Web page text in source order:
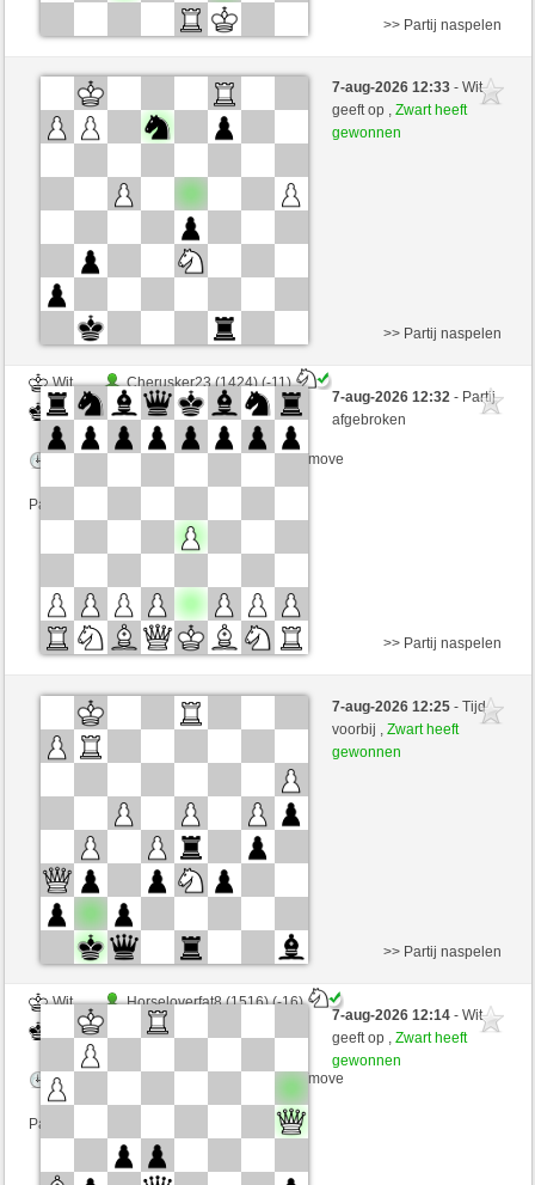
Zwart
Cherusker23 (1413)
Partij telt mee voor de ranglijst
>> Partij naspelen
7-aug-2026 12:33- Wit
geeft op ,Zwart heeft
gewonnen
Wit
Cherusker23 (1424) (-11)
Zwart
Lakaz (1536) (+11)
Speelduur: 3 minutes/side + 0 seconds/move
Partij telt mee voor de ranglijst
>> Partij naspelen
7-aug-2026 12:32- Partij
afgebroken
Zwart
Topolov (1390)
Lakaz (1536)
Speelduur: 5 minutes/side + 0 seconds/move
Partij telt mee voor de ranglijst
>> Partij naspelen
7-aug-2026 12:25- Tijd
voorbij ,Zwart heeft
gewonnen
Wit
Horseloverfat8 (1516) (-16)
Zwart
Lakaz (1520) (+16)
Speelduur: 3 minutes/side + 0 seconds/move
Partij telt mee voor de ranglijst
>> Partij naspelen
7-aug-2026 12:14- Wit
geeft op ,Zwart heeft
gewonnen